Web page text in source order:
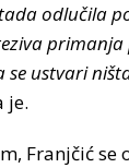
odlučila
ustvari
je.
Franjčić